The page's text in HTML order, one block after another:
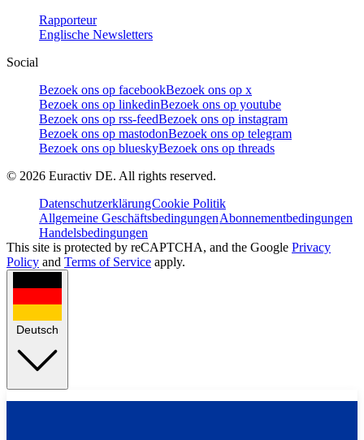
Rapporteur
Englische Newsletters
Social
Bezoek ons op facebookBezoek ons op x
Bezoek ons op linkedinBezoek ons op youtube
Bezoek ons op rss-feedBezoek ons op instagram
Bezoek ons op mastodonBezoek ons op telegram
Bezoek ons op blueskyBezoek ons op threads
© 2026 Euractiv DE. All rights reserved.
DatenschutzerklärungCookie Politik
Allgemeine GeschäftsbedingungenAbonnementbedingungen
Handelsbedingungen
This site is protected by reCAPTCHA, and the Google Privacy
Policy and Terms of Service apply.
Deutsch